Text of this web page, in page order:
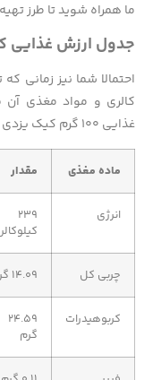
ما همراه شوید تا طرز
جدول ارزش غذایی
احتمالا شما نیز زمانی
کالری و مواد مغذی آن
غذایی ۱۰۰ گرم کیک یزدی را مشاهده کنید.
ماده مغذی مقدار
انرژی
۲۳۹
چربی کل ۱۴.۰۹ گرم
کربوهیدرات
۲۴.۵۹
گرم